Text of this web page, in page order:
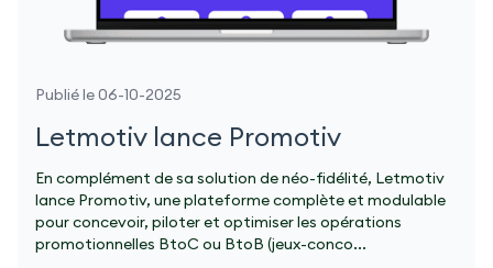
Publié le 06-10-2025
Letmotiv lance Promotiv
En complément de sa solution de néo-fidélité, Letmotiv
lance Promotiv, une plateforme complète et modulable
pour concevoir, piloter et optimiser les opérations
promotionnelles BtoC ou BtoB (jeux-conco...